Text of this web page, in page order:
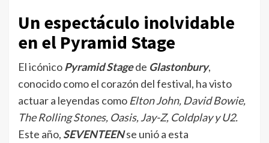
Un espectáculo inolvidable
en el Pyramid Stage
El icónicoPyramid Stagede Glastonbury,
conocido como el corazón del festival, ha visto
actuar a leyendas como Elton John, David Bowie,
The Rolling Stones, Oasis, Jay-Z, Coldplay y U2.
Este año, SEVENTEENse unió a esta